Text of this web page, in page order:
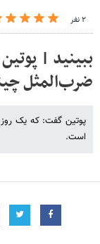
۲ نفر
ببینید |
ضرب‌المثل
پوتین گفت: که یک روز
است.